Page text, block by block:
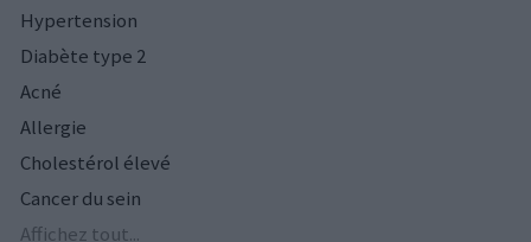
Hypertension
Diabète type 2
Acné
Allergie
Cholestérol élevé
Cancer du sein
Affichez tout...